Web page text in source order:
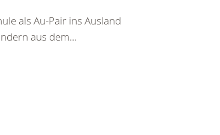
als Au-Pair ins Ausland
aus dem...